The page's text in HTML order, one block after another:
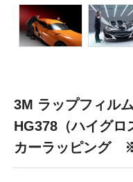
3M ラップフィル
HG378（ハイグ
カーラッピング